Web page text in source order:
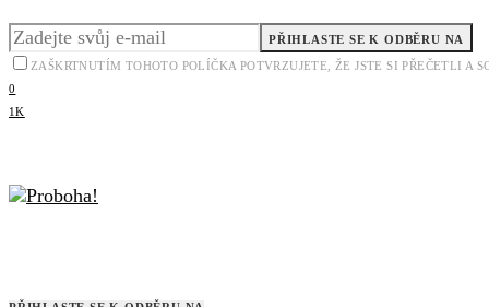
PŘIHLASTE SE K ODBĚRU NA
ZAŠKRTNUTÍM TOHOTO POLÍČKA POTVRZUJETE, ŽE JSTE SI PŘEČETLI
0
1K